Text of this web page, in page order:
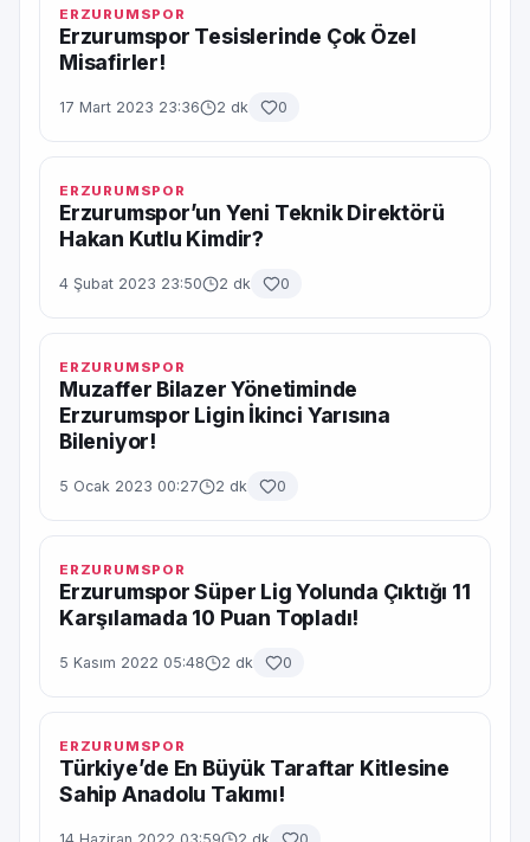
ERZURUMSPOR
Erzurumspor Tesislerinde Çok Özel
Misafirler!
17 Mart 2023 23:36 2 dk 0
ERZURUMSPOR
Erzurumspor’un Yeni Teknik Direktörü
Hakan Kutlu Kimdir?
4 Şubat 2023 23:50 2 dk 0
ERZURUMSPOR
Muzaffer Bilazer Yönetiminde
Erzurumspor Ligin İkinci Yarısına
Bileniyor!
5 Ocak 2023 00:27 2 dk 0
ERZURUMSPOR
Erzurumspor Süper Lig Yolunda Çıktığı 11
Karşılamada 10 Puan Topladı!
5 Kasım 2022 05:48 2 dk 0
ERZURUMSPOR
Türkiye’de En Büyük Taraftar Kitlesine
Sahip Anadolu Takımı!